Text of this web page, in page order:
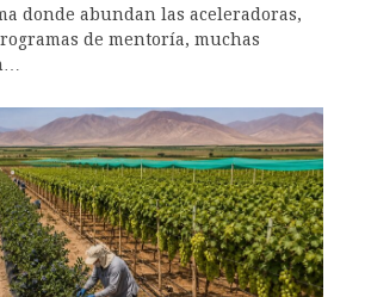
donde abundan las aceleradoras,
de mentoría, muchas